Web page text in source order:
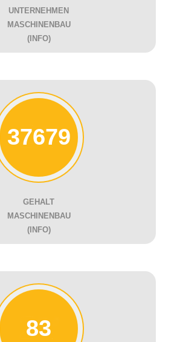
UNTERNEHMEN
MASCHINENBAU
(INFO)
37679
GEHALT
MASCHINENBAU
(INFO)
83